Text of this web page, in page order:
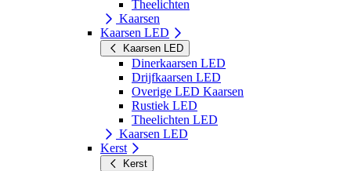
Theelichten
Kaarsen
Kaarsen LED
Kaarsen LED
Dinerkaarsen LED
Drijfkaarsen LED
Overige LED Kaarsen
Rustiek LED
Theelichten LED
Kaarsen LED
Kerst
Kerst